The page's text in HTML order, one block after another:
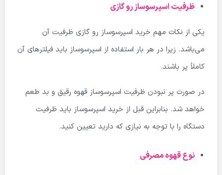
ظرفیت اسپرسوساز رو گازی
یکی از نکات مهم خرید اسپرسوساز رو گازی ظرفیت آن
می‌باشد. زیرا در هر بار استفاده از اسپرسوساز باید فیلترهای آن
کاملاً پر باشند.
در صورت پر نبودن ظرفیت اسپرسوساز قهوه رقیق و بد طعم
خواهد شد. بنابراین قبل از خرید اسپرسوساز باید ظرفیت
دستگاه را با توجه به نیازی که دارید تعیین کنید.
نوع قهوه مصرفی